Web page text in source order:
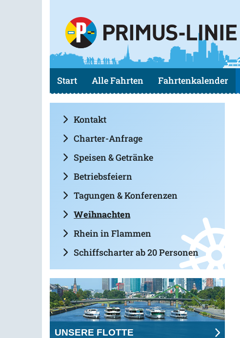
Start Alle Fahrten Fahrtenkalender
Kontakt
Charter-Anfrage
Speisen & Getränke
Betriebsfeiern
Tagungen & Konferenzen
Weihnachten
Rhein in Flammen
Schiffscharter ab 20 Personen
UNSERE FLOTTE